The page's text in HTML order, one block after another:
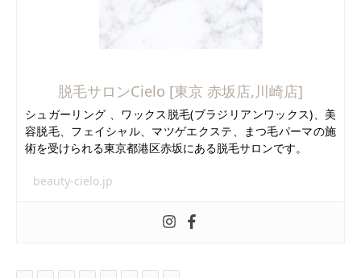
脱毛サロンCielo [東京 赤坂店,川崎店]
シュガーリング 、ワックス脱毛(ブラジリアンワックス)、美
容脱毛、フェイシャル、マツゲエクステ、まつ毛パーマの施
術を受けられる東京都港区赤坂にある脱毛サロンです。
beauty-cielo.jp